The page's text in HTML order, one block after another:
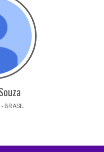
- BRASIL